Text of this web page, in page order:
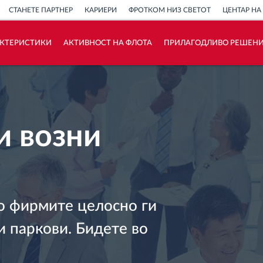
СТАНЕТЕ ПАРТНЕР КАРИЕРИ ФРОТКОМ НИЗ СВЕТОТ ЦЕНТАР
АКТИВНОСТ НА ФЛОТА ПРИЛАГОДЛИВО
Калкулатор за заштеди
возни
фирмите целосно ги
паркови. Бидете во